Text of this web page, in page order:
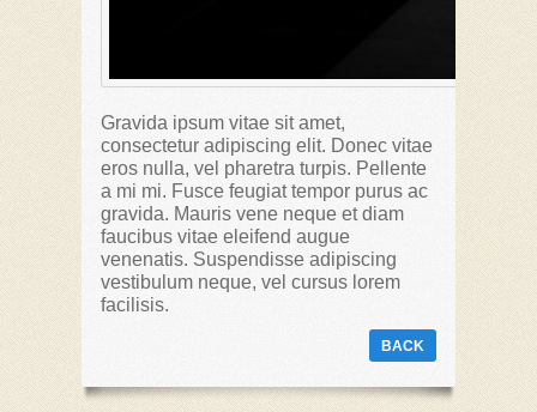
Gravida ipsum vitae sit amet,
consectetur adipiscing elit. Donec vitae
eros nulla, vel pharetra turpis. Pellente
a mi mi. Fusce feugiat tempor purus ac
gravida. Mauris vene neque et diam
faucibus vitae eleifend augue
venenatis. Suspendisse adipiscing
vestibulum neque, vel cursus lorem
facilisis.